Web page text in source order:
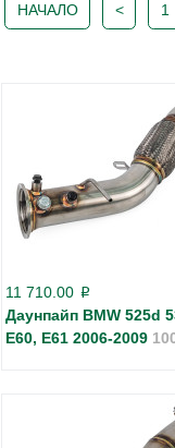
НАЧАЛО < 1
11 710.00 p
Даунпайп BMW 525d
E60, E61 2006-2009